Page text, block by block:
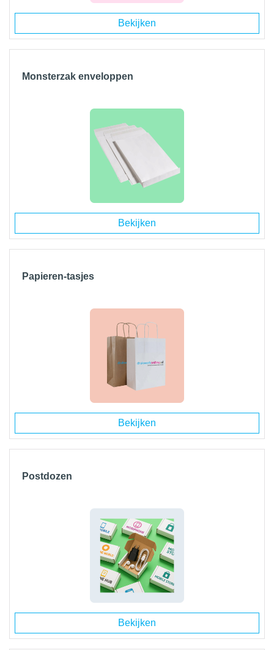
Bekijken
Monsterzak enveloppen
Bekijken
Papieren-tasjes
Bekijken
Postdozen
Bekijken